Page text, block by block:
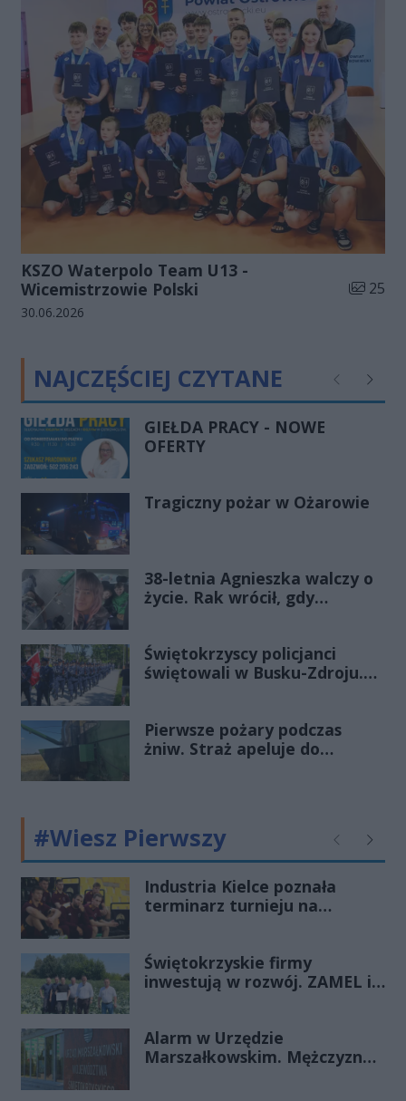
KSZO Waterpolo Team U13 -
Wicemistrzowie Polski
Liczba
25
Data dodania galerii:
30.06.2026
NAJCZĘŚCIEJ CZYTANE Poprzednie
GIEŁDA PRACY - NOWE
OFERTY
Tragiczny pożar w Ożarowie
38-letnia Agnieszka walczy o
życie. Rak wrócił, gdy
Świętokrzyscy policjanci
świętowali w Busku-Zdroju.
ślubowanie
Pierwsze pożary podczas
żniw. Straż apeluje do
#Wiesz Pierwszy Poprzednie
Industria Kielce poznała
terminarz turnieju na
Świętokrzyskie firmy
inwestują w rozwój. ZAMEL i
Alarm w Urzędzie
Marszałkowskim. Mężczyzna